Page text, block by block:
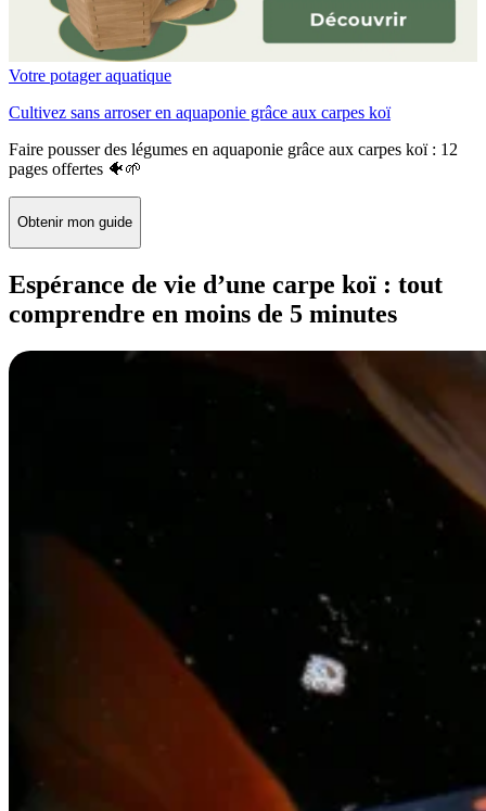
Votre potager aquatique
Cultivez sans arroser en aquaponie grâce aux carpes koï
Faire pousser des légumes en aquaponie grâce aux carpes koï : 12
pages offertes 🐠🌱
Obtenir mon guide
Espérance de vie d’une carpe koï : tout
comprendre en moins de 5 minutes